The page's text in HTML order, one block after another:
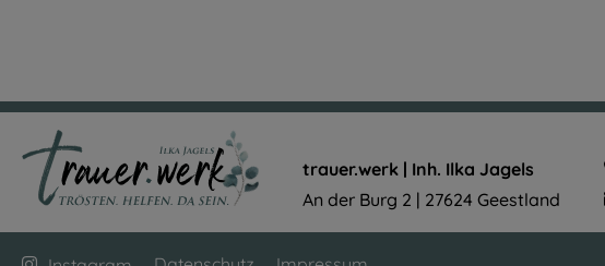
trauer.werk | Inh. Ilka Jagels
An der Burg 2 | 27624 Geestland
überspringen